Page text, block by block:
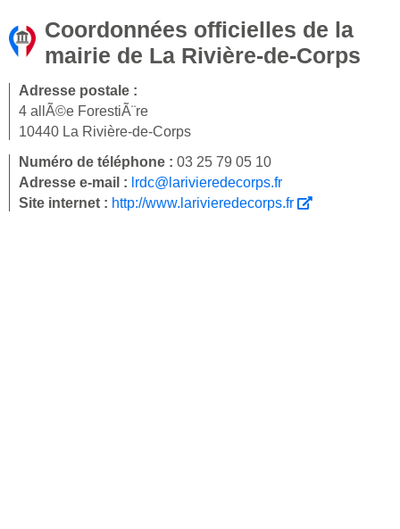
Coordonnées officielles de la
mairie de La Rivière-de-Corps
Adresse postale :
4 allÃ©e ForestiÃ¨re
10440 La Rivière-de-Corps
Numéro de téléphone : 03 25 79 05 10
Adresse e-mail : lrdc@larivieredecorps.fr
Site internet : http://www.larivieredecorps.fr